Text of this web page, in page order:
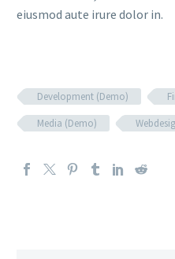
eiusmod aute irure dolor in.
Development (Demo)
Media (Demo)